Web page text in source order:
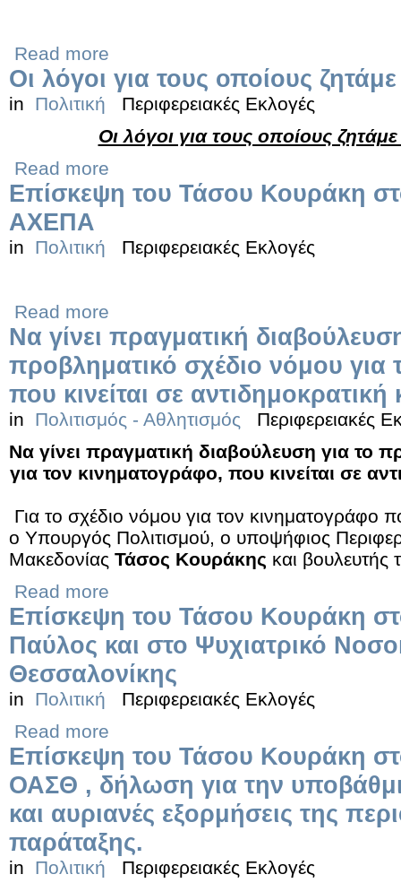
Read more
Οι λόγοι για τους οποίους
in Πολιτική
Περιφερειακές Εκλογές
Οι λόγοι για τους οποίους
Read more
Επίσκεψη του Τάσου Κουράκη
ΑΧΕΠΑ
in Πολιτική Περιφερειακές Εκλογές
Read more
Να γίνει πραγματική
προβληματικό σχέδιο νόμου για
που κινείται σε
in Πολιτισμός - Αθλητισμός
Περιφερειακές
Να γίνει πραγματική διαβούλευση για το
για τον κινηματογράφο, που κινείται σε
Για το σχέδιο νόμου για τον κινηματογράφο
ο Υπουργός Πολιτισμού, ο υποψήφιος
Μακεδονίας Τάσος Κουράκης και βουλευτής
Read more
Επίσκεψη του Τάσου Κουράκη
Παύλος και στο Ψυχιατρικό
Θεσσαλονίκης
in Πολιτική
Περιφερειακές Εκλογές
Read more
Επίσκεψη του Τάσου Κουράκη
ΟΑΣΘ , δήλωση για την
και αυριανές εξορμήσεις της
παράταξης.
in Πολιτική
Περιφερειακές Εκλογές